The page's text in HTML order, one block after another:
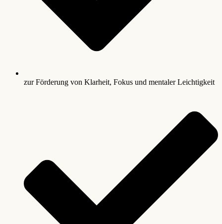
zur Förderung von Klarheit, Fokus und mentaler Leichtigkeit